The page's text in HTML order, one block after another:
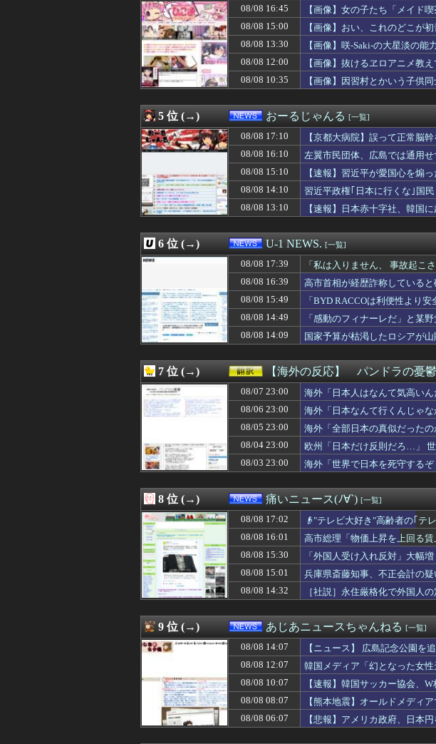
08/08 17:06
アラブ首長国連邦「秋田市に2兆円の超巨大
08/08 17:06
床屋さんごっこと言って母親の髪を切った
08/08 17:05
【画像】「テニスの王子様」の手塚国光の零
08/08 17:05
【画像】廃墟化したレンタルビデオ屋、その
08/08 17:05
弁当屋「消費税減税しても値下げなんてしな
08/08 17:05
【動画】甲子園の女性審判、大誤審で炎上
08/08 17:05
PlayStationのキャラクターたちは、みんなで
08/08 17:03
ポイント残高への言いがかりを続ける女性
08/08 17:03
日本の写真加工アプリ運営会社がステマで
08/08 17:02
👴"テレビ大好き"高齢者の｢テレビ離れ｣が
08/08 17:02
【画像】のんさん(31)のミニスカ生脚姿が意
にこ「ケーキを作ってきたんだけど」
08/08 17:00
【悲報】コカコーラ240円、ジョージ180円
08/08 17:00
PTA会長「PTA参加拒否した親へ最終警告。
08/08 17:00
【艦これ】E3-4はじめたけど画面の端から
08/08 17:00
「宝くじの1番賢い買い方」←これｗｗｗｗ
08/08 17:00
【動画】タイのティパンコーン王子が日本人
08/08 17:00
【ラブライブ】海未「人生ちょっとの勇気と
08/08 17:00
【悲報】競艇に8億6000万円つぎ込んだ税務
スパロボ信者「Vチューバーとかいうチー牛
08/08 17:00
冷やし中華めんどくさかったら、具材その
08/08 17:00
【ラブライブ！】LuckyFes'26は無料で配信
08/08 17:00
初の日本代表で感情爆発「使わないんだっ
08/08 17:00
五百城茉央、太ももが性的すぎんだろ・・・
08/08 17:00
【遊戯王OCG情報】「古の秘儀」裁定
08/08 17:00
外国人「なぜ未だに日本に移住したがる若者
08/08 17:00
安藤萌々アナ セクシーポーズ！！
08/08 17:00
【艦これ】E4甲モガ切って攻略中にモガ落
08/08 17:00
【海外の反応】中国がAI開発の主導権を握
08/08 17:00
韓国人「17億ウォンのマンション持ちも基
【閲覧注意】イスラム教徒の指導者、11歳
08/08 17:00
チー牛がイキり出した時に着るブランドwww
08/08 17:00
ラスボス戦が好きなゲームは？
08/08 16:59
ファン付き作業着使用男性熱中症で死亡 ス
08/08 16:58
【衝撃】一ノ瀬美空、地元の同級生の友達が
08/08 16:58
ポール・スキーンズ(24) 9勝10敗 防御率
08/08 16:57
私「彼氏に殴られました…」医者「どうし
08/08 16:55
日本赤十字社、韓国の緊急要請に応じ超希少
08/08 16:54
【朗報】ダレノガレ明美さん、7種類の炊き
08/08 16:53
【悲報】ワイ、軽貨物ドライバーという職業
08/08 16:52
日本人はBYDの軽EV「ラッコ」をどう見て
08/08 16:50
令和8年8月8日 末広がり「888」の日に全
08/08 16:50
娘が某アニメのキャラにハマって推し活し
08/08 16:50
【海外の反応】スクーバルが古巣タイガース
08/08 16:50
江口寿史が炎上を経て語る「自分の絵ごと
08/08 16:49
【画像】45歳女のビキニ水着姿
【悲報】ワイ、軽貨物ドライバーという職
【朗報】ショートスリーパーの1日、めち
08/08 16:47
【画像】「魔」の略字ってなんであれだけ許
08/08 16:47
【困惑】佐藤二朗、妻とのハグを報告「文〇
08/08 16:45
【画像】女の子たち「メイド喫茶やってま
08/08 16:44
【朗報】ドジャースさん、佐々木朗希をもの
08/08 16:45
【画像】女の子たち「メイド
08/08 15:00
【画像】おい、これのどこが
08/08 13:30
【画像】咲-Saki-の大星淡の能
08/08 12:00
【画像】抜けるヱロアニメ教
08/08 10:35
【画像】因習村とかいう子供
5 位 (→) おーるじゃんる [一覧]
08/08 17:10
【京都大病院】誤って正常脳
08/08 16:10
左翼市民団体、広島では通用
シらが広島県民じゃ」
08/08 15:10
【速報】習近平が愛国心を煽
撃！
08/08 14:10
習近平政権｢日本に行くな｣国
08/08 13:10
【速報】日本赤十字社、韓国
6 位 (→) U-1 NEWS. [一覧]
08/08 17:39
「私は入りません、 事故起こ
して……
08/08 16:39
高市首相が経歴詐称している
受けまくり……
08/08 15:49
「BYD RACCOは利便性より
08/08 14:49
「感動のフィナーレだ」と某
に……
08/08 14:09
国家予算が枯渇したロシアが
7 位 (→) 【海外の反応】 パンドラの憂鬱
08/07 23:00
海外「日本人はなんて気高い
08/06 23:00
海外「日本なんて行くんじゃ
08/05 23:00
海外「全部日本の真似だった
08/04 23:00
欧州「日本だけ反則だろ…」
08/03 23:00
海外「世界で日本を死守する
8 位 (→) 痛いニュース(ﾉ∀`) [一覧]
08/08 17:02
👴"テレビ大好き"高齢者の｢テ
08/08 16:01
高市総理「物価上昇を上回る
08/08 15:30
「外国人受け入れ反対」大幅
08/08 15:01
兵庫県斎藤知事、不正会計の
08/08 14:32
［社説］永住厳格化で外国人
9 位 (→) あじあニュースちゃんねる [一覧]
08/08 14:07
【ニュース】 広島記念公園を
08/08 12:07
韓国メディア「幻となった女
08/08 10:07
【速報】韓国サッカー協会、
08/08 08:07
【熊本地震】オールドメディ
08/08 06:07
【悲報】アメリカ政府、日本